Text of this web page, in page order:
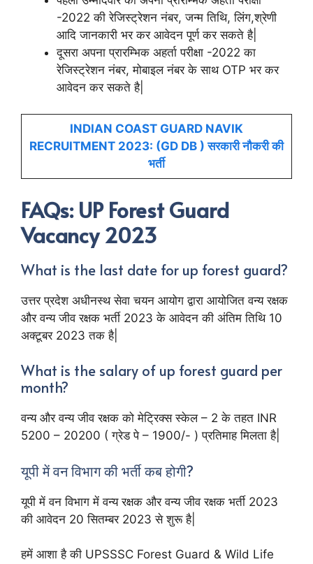
-2022 की रेजिस्ट्रेशन नंबर, जन्म तिथि, लिंग,श्रेणी
आदि जानकारी भर कर आवेदन पूर्ण कर सकते है|
दूसरा अपना प्रारम्भिक अहर्ता परीक्षा -2022 का
रेजिस्ट्रेशन नंबर, मोबाइल नंबर के साथ OTP भर कर
आवेदन कर सकते है|
INDIAN COAST GUARD NAVIK
RECRUITMENT 2023: (GD DB ) सरकारी नौकरी की
भर्ती
FAQs: UP Forest Guard
Vacancy 2023
What is the last date for up forest guard?
उत्तर प्रदेश अधीनस्थ सेवा चयन आयोग द्वारा आयोजित वन्य रक्षक
और वन्य जीव रक्षक भर्ती 2023 के आवेदन की अंतिम तिथि 10
अक्टूबर 2023 तक है|
What is the salary of up forest guard per
month?
वन्य और वन्य जीव रक्षक को मेट्रिक्स स्केल – 2 के तहत INR
5200 – 20200 ( ग्रेड पे – 1900/- ) प्रतिमाह मिलता है|
यूपी में वन विभाग की भर्ती कब होगी?
यूपी में वन विभाग में वन्य रक्षक और वन्य जीव रक्षक भर्ती 2023
की आवेदन 20 सितम्बर 2023 से शुरू है|
हमें आशा है की UPSSSC Forest Guard & Wild Life